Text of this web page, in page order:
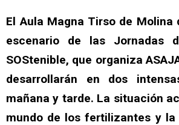
El Aula Magna Tirso de
escenario de las Jornadas
SOStenible, que organiza
desarrollarán en dos
mañana y tarde. La situación
mundo de los fertilizantes y la